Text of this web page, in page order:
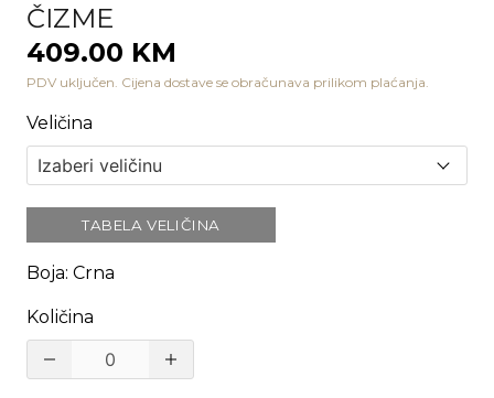
ČIZME
409.00 KM
PDV uključen. Cijena dostave se obračunava prilikom plaćanja.
Veličina
TABELA VELIČINA
Boja: Crna
Količina